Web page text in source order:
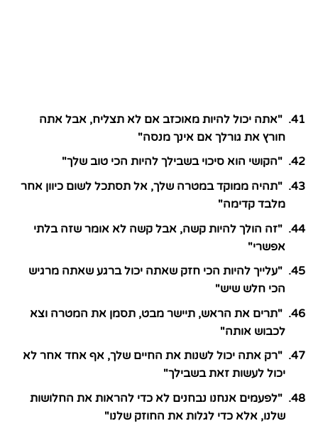
"אתה יכול להיות מאוכזב אם לא תצליח, אבל אתה
חורץ את גורלך אם אינך מנסה"
"הקושי הוא סיכוי בשבילך להיות הכי טוב שלך"
"תהיה ממוקד במטרה שלך, אל תסתכל לשום כיוון אחר
מלבד קדימה"
"זה הולך להיות קשה, אבל קשה לא אומר שזה בלתי
אפשרי"
"עלייך להיות הכי חזק שאתה יכול ברגע שאתה מרגיש
הכי חלש שיש"
"תרים את הראש, תיישר מבט, תסמן את המטרה וצא
לכבוש אותה"
"רק אתה יכול לשנות את החיים שלך, אף אחד אחר לא
יכול לעשות זאת בשבילך"
"לפעמים אנחנו נבחנים לא כדי להראות את החלושות
שלנו, אלא כדי לגלות את החוזק שלנו"